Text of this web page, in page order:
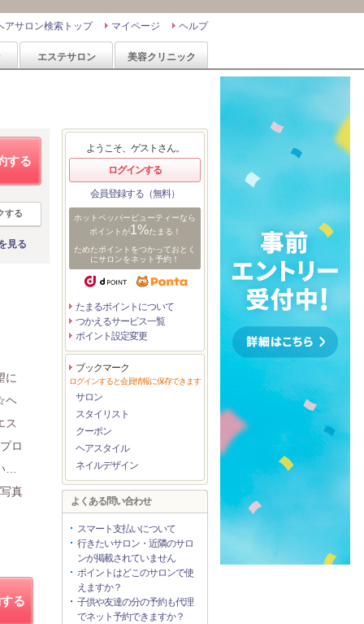
ヘルプ
マイページ
アサロン検索トップ
エステサロン 美容クリニック
する
する
見る
に
ヘ
ス
ロ
…
真
る
ようこそ、ゲストさん。
ログインする
会員登録する（無料）
ホットペッパービューティーなら
ポイントが1%たまる！
ためたポイントをつかっておとく
にサロンをネット予約！
たまるポイントについて
つかえるサービス一覧
ポイント設定変更
ブックマーク
ログインすると会員情報に保存できます
サロン
スタイリスト
クーポン
ヘアスタイル
ネイルデザイン
よくある問い合わせ
スマート支払いについて
行きたいサロン・近隣のサロ
ンが掲載されていません
ポイントはどこのサロンで使
えますか？
子供や友達の分の予約も代理
でネット予約できますか？